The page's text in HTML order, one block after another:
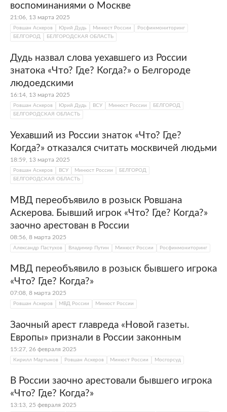
воспоминаниями о Москве
21:06, 13 марта 2025
Ровшан Аскеров Юрий Дудь Минюст России
Росфинмониторинг
БЕЛГОРОД
БЕЛГОРОДСКАЯ ОБЛАСТЬ
Дудь назвал слова уехавшего из России
знатока «Что? Где? Когда?» о Белгороде
людоедскими
16:14, 13 марта 2025
Ровшан Аскеров Юрий Дудь ВСУ Минюст России
БЕЛГОРОД
БЕЛГОРОДСКАЯ ОБЛАСТЬ
Уехавший из России знаток «Что? Где?
Когда?» отказался считать москвичей людьми
18:59, 13 марта 2025
Ровшан Аскеров ВСУ Минюст России
БЕЛГОРОД
БЕЛГОРОДСКАЯ ОБЛАСТЬ
МВД переобъявило в розыск Ровшана
Аскерова. Бывший игрок «Что? Где? Когда?»
заочно арестован в России
08:56, 8 марта 2025
Александр Пастухов Владимир Путин Минюст России Росфинмониторинг
МВД переобъявило в розыск бывшего игрока
«Что? Где? Когда?»
07:08, 8 марта 2025
Ровшан Аскеров МВД России Минюст России
Заочный арест главреда «Новой газеты.
Европы» признали в России законным
15:27, 26 февраля 2025
Кирилл Мартынов Ровшан Аскеров Минюст России Мосгорсуд
В России заочно арестовали бывшего игрока
«Что? Где? Когда?»
13:13, 25 февраля 2025